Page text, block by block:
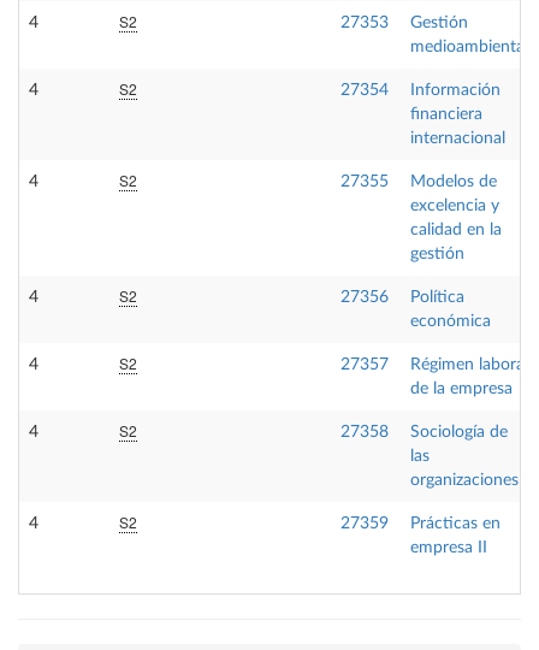
4 S2 27353
Gestión
medioambiental
4 S2 27354
Información
financiera
internacional
4 S2 27355
Modelos de
excelencia y
calidad en la
gestión
4 S2 27356
Política
económica
4 S2 27357
Régimen laboral
de la empresa
4 S2 27358
Sociología de
las
organizaciones
4 S2 27359
Prácticas en
empresa II